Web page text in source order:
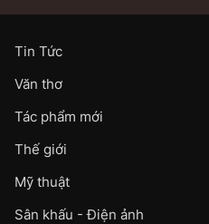
Tin Tức
Văn thơ
Tác phẩm mới
Thế giới
Mỹ thuật
Sân khấu - Điện ảnh